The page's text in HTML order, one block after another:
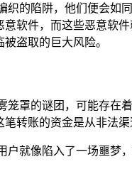
织的陷阱，他们便会如
意软件，而这些恶意软
盗取的巨大风险。
笼罩的谜团，可能存在
转账的资金是从非法
户就像陷入了一场噩梦